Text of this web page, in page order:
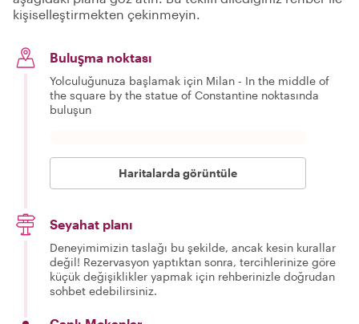
kişiselleştirmekten çekinmeyin.
Buluşma noktası
Yolculuğunuza başlamak için Milan - In the middle of
the square by the statue of Constantine noktasında
buluşun
Haritalarda görüntüle
Seyahat planı
Deneyimimizin taslağı bu şekilde, ancak kesin kurallar
değil! Rezervasyon yaptıktan sonra, tercihlerinize göre
küçük değişiklikler yapmak için rehberinizle doğrudan
sohbet edebilirsiniz.